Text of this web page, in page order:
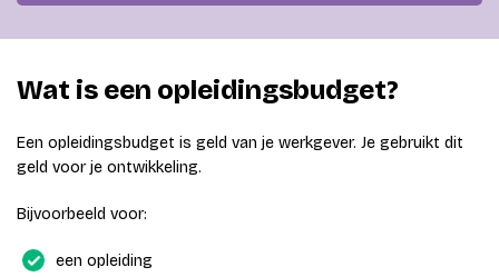
Wat is een opleidingsbudget?
Een opleidingsbudget is geld van je werkgever. Je gebruikt dit
geld voor je ontwikkeling.
Bijvoorbeeld voor:
een opleiding